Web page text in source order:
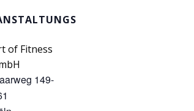
of Fitness
149-